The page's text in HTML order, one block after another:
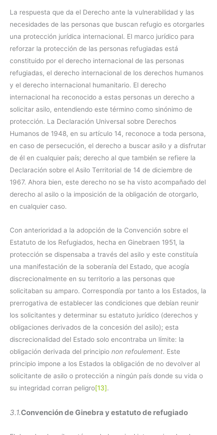
La respuesta que da el Derecho ante la vulnerabilidad y las
necesidades de las personas que buscan refugio es otorgarles
una protección jurídica internacional. El marco jurídico para
reforzar la protección de las personas refugiadas está
constituido por el derecho internacional de las personas
refugiadas, el derecho internacional de los derechos humanos
y el derecho internacional humanitario. El derecho
internacional ha reconocido a estas personas un derecho a
solicitar asilo, entendiendo este término como sinónimo de
protección. La Declaración Universal sobre Derechos
Humanos de 1948, en su artículo 14, reconoce a toda persona,
en caso de persecución, el derecho a buscar asilo y a disfrutar
de él en cualquier país; derecho al que también se refiere la
Declaración sobre el Asilo Territorial de 14 de diciembre de
1967. Ahora bien, este derecho no se ha visto acompañado del
derecho al asilo o la imposición de la obligación de otorgarlo,
en cualquier caso.
Con anterioridad a la adopción de la Convención sobre el
Estatuto de los Refugiados, hecha en Ginebraen 1951, la
protección se dispensaba a través del asilo y este constituía
una manifestación de la soberanía del Estado, que acogía
discrecionalmente en su territorio a las personas que
solicitaban su amparo. Correspondía por tanto a los Estados, la
prerrogativa de establecer las condiciones que debían reunir
los solicitantes y determinar su estatuto jurídico (derechos y
obligaciones derivados de la concesión del asilo); esta
discrecionalidad del Estado solo encontraba un límite: la
obligación derivada del principio non refoulement. Este
principio impone a los Estados la obligación de no devolver al
solicitante de asilo o protección a ningún país donde su vida o
su integridad corran peligro[13].
3.1.Convención de Ginebra y estatuto de refugiado